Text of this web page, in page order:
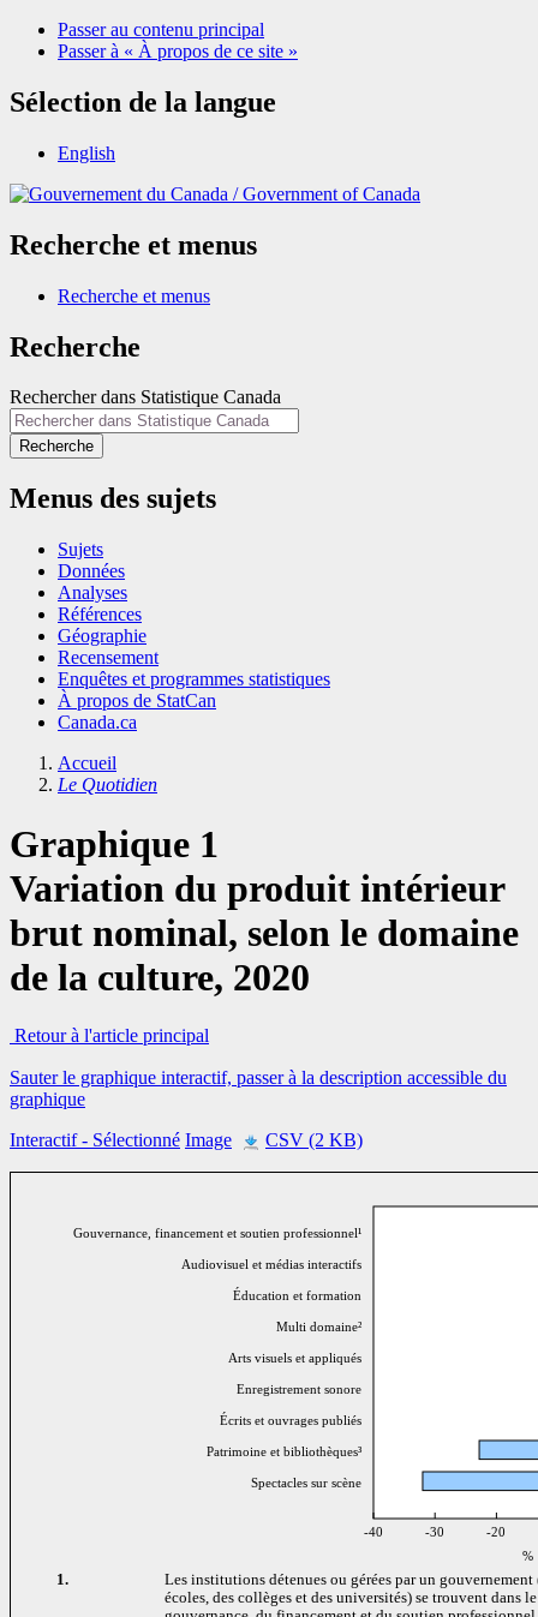
Passer au contenu principal
Passer à « À propos de ce site »
Sélection de la langue
English
/Government of Canada
Recherche et menus
Recherche et menus
Recherche
Rechercher dans Statistique Canada
Recherche
Menus des sujets
Sujets
Données
Analyses
Références
Géographie
Recensement
Enquêtes et programmes statistiques
À propos de StatCan
Canada.ca
Accueil
Le Quotidien
Graphique 1
Variation du produit intérieur
brut nominal, selon le domaine
de la culture, 2020
Retour à l'article principal
Sauter le graphique interactif, passer à la description accessible du
graphique
Interactif- Sélectionné Image CSV (2 KB)
Gouvernance, financement et soutien professionnel¹
Audiovisuel et médias interactifs
Éducation et formation
Multi domaine²
Arts visuels et appliqués
Enregistrement sonore
Écrits et ouvrages publiés
Patrimoine et bibliothèques³
Spectacles sur scène
-40 -30
-20
%
1.
Les institutions détenues ou gérées par un
écoles, des collèges et des universités) se trouvent dans